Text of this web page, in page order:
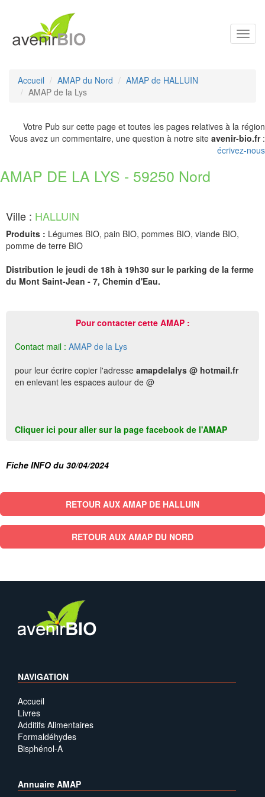
Accueil AMAP du Nord
AMAP de HALLUIN
AMAP de la Lys
Votre Pub sur cette page et toutes les pages relatives à la région
Vous avez un commentaire, une question à notre site avenir-bio.fr:
écrivez-nous
AMAP DE LA LYS - 59250 Nord
Ville : HALLUIN
Produits : Légumes BIO, pain BIO, pommes BIO, viande BIO,
pomme de terre BIO
Distribution le jeudi de 18h à 19h30 sur le parking de la ferme
du Mont Saint-Jean - 7, Chemin d'Eau.
Pour contacter cette AMAP :
Contact mail : AMAP de la Lys
pour leur écrire copier l'adresse amapdelalys @ hotmail.fr
en enlevant les espaces autour de @
Cliquer ici pour aller sur la page facebook de l'AMAP
Fiche INFO du 30/04/2024
RETOUR AUX AMAP DE HALLUIN
RETOUR AUX AMAP DU NORD
NAVIGATION
Accueil
Livres
Additifs Alimentaires
Formaldéhydes
Bisphénol-A
Annuaire AMAP